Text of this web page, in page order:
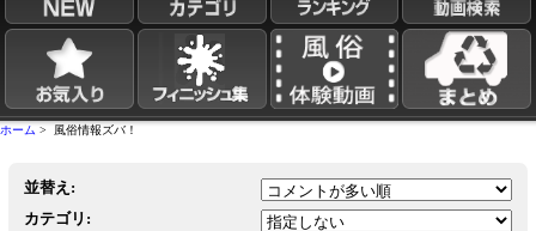
ホーム > 風俗情報ズバ！
並替え:
カテゴリ: